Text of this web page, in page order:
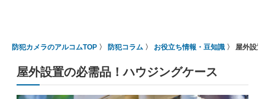
防犯カメラのアルコムTOP 防犯コラム お役立ち情報・豆知識 屋外設
屋外設置の必需品！ハウジングケース